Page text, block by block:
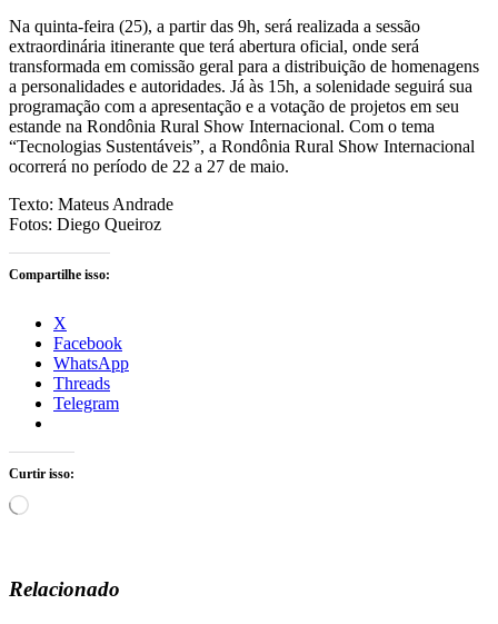
Na quinta-feira (25), a partir das 9h, será realizada a sessão
extraordinária itinerante que terá abertura oficial, onde será
transformada em comissão geral para a distribuição de homenagens
a personalidades e autoridades. Já às 15h, a solenidade seguirá sua
programação com a apresentação e a votação de projetos em seu
estande na Rondônia Rural Show Internacional. Com o tema
“Tecnologias Sustentáveis”, a Rondônia Rural Show Internacional
ocorrerá no período de 22 a 27 de maio.
Texto: Mateus Andrade
Fotos: Diego Queiroz
Compartilhe isso:
X
Facebook
WhatsApp
Threads
Telegram
Curtir isso:
Carregando...
Relacionado